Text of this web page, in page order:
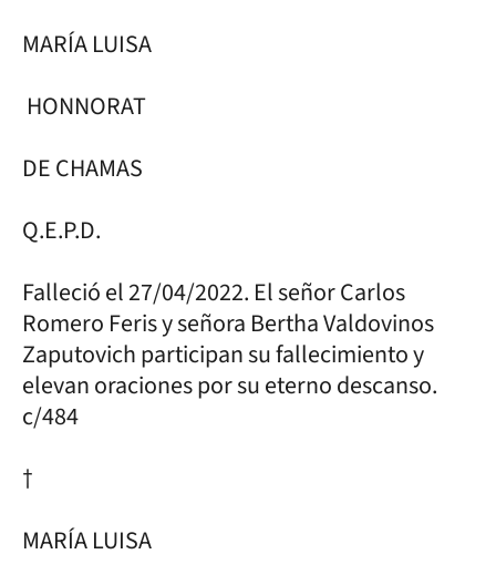
MARÍA LUISA
HONNORAT
DE CHAMAS
Q.E.P.D.
Falleció el 27/04/2022. El señor Carlos
Romero Feris y señora Bertha Valdovinos
Zaputovich participan su fallecimiento y
elevan oraciones por su eterno descanso.
c/484
†
MARÍA LUISA